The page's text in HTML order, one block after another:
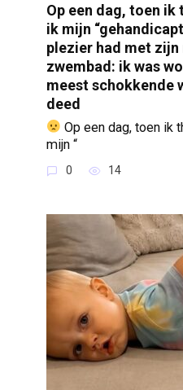
Op een dag, toen
ik mijn
plezier had met zijn
zwembad: ik was
meest schokkende
deed
Op een dag, toen ik
mijn “
0 14